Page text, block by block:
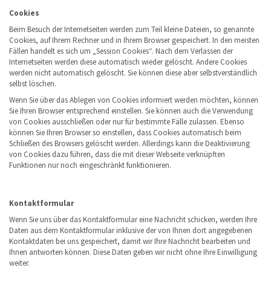
Cookies
Beim Besuch der Internetseiten werden zum Teil kleine Dateien, so genannte
Cookies, auf Ihrem Rechner und in Ihrem Browser gespeichert. In den meisten
Fällen handelt es sich um „Session Cookies“. Nach dem Verlassen der
Internetseiten werden diese automatisch wieder gelöscht. Andere Cookies
werden nicht automatisch gelöscht. Sie können diese aber selbstverständlich
selbst löschen.
Wenn Sie über das Ablegen von Cookies informiert werden möchten, können
Sie Ihren Browser entsprechend einstellen. Sie können auch die Verwendung
von Cookies ausschließen oder nur für bestimmte Fälle zulassen. Ebenso
können Sie Ihren Browser so einstellen, dass Cookies automatisch beim
Schließen des Browsers gelöscht werden. Allerdings kann die Deaktivierung
von Cookies dazu führen, dass die mit dieser Webseite verknüpften
Funktionen nur noch eingeschränkt funktionieren.
Kontaktformular
Wenn Sie uns über das Kontaktformular eine Nachricht schicken, werden Ihre
Daten aus dem Kontaktformular inklusive der von Ihnen dort angegebenen
Kontaktdaten bei uns gespeichert, damit wir Ihre Nachricht bearbeiten und
Ihnen antworten können. Diese Daten geben wir nicht ohne Ihre Einwilligung
weiter.